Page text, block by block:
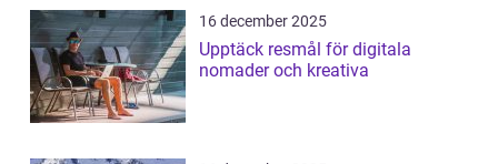
16 december 2025
Upptäck resmål för digitala
nomader och kreativa